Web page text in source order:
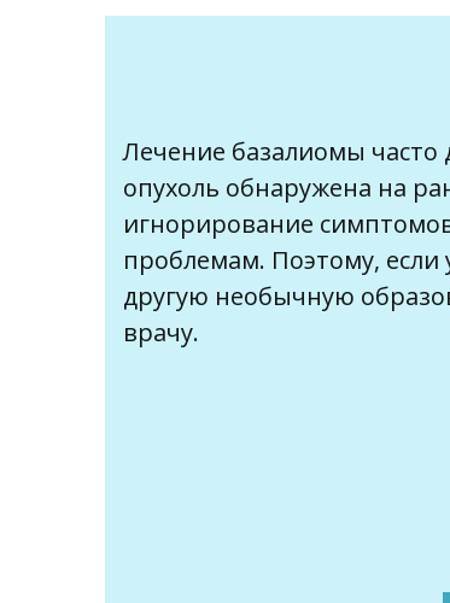
Лечение базалиомы часто
опухоль обнаружена на
игнорирование
проблемам. Поэтому, если
другую необычную
врачу.